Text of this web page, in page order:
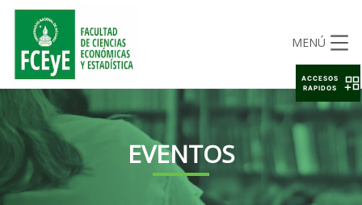
MENÚ
EVENTOS
ACCESOS
RAPIDOS